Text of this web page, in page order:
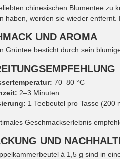
chinesischen Blumentee zu
haben, werden sie wieder
UND AROMA
Grüntee besticht durch sein
70–80 °C
2–3 Minuten
1 Teebeutel pro Tasse (200
Geschmackserlebnis
UND
à 1,5 g sind in